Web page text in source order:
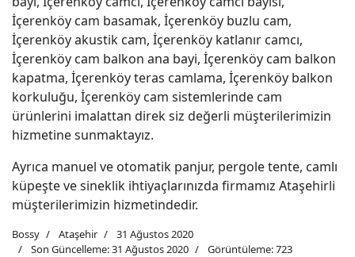
İçerenköy cam basamak, İçerenköy buzlu cam,
İçerenköy akustik cam, İçerenköy katlanır camcı,
İçerenköy cam balkon ana bayi, İçerenköy cam balkon
kapatma, İçerenköy teras camlama, İçerenköy balkon
korkuluğu, İçerenköy cam sistemlerinde cam
ürünlerini imalattan direk siz değerli müşterilerimizin
hizmetine sunmaktayız.
Ayrıca manuel ve otomatik panjur, pergole tente, camlı
küpeşte ve sineklik ihtiyaçlarınızda firmamız Ataşehirli
müşterilerimizin hizmetindedir.
Bossy Ataşehir
31 Ağustos 2020
Son Güncelleme: 31 Ağustos 2020
Görüntüleme: 723